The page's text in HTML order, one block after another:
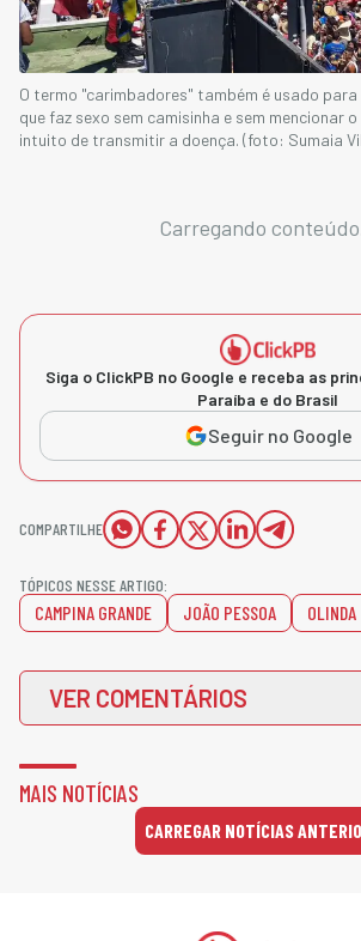
O termo "carimbadores" também é usado
que faz sexo sem camisinha e sem mencionar
intuito de transmitir a doença. (foto: Sumaia
Carregando
Siga o ClickPB no Google e receba as
Paraíba e do Brasil
Seguir no Google
COMPARTILHE
TÓPICOS NESSE ARTIGO:
CAMPINA GRANDE JOÃO PESSOA OLINDA
VER COMENTÁRIOS
MAIS NOTÍCIAS
CARREGAR NOTÍCIAS